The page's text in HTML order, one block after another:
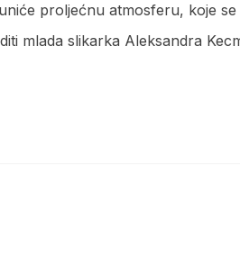
proljećnu atmosferu, koje
mlada slikarka Aleksandra